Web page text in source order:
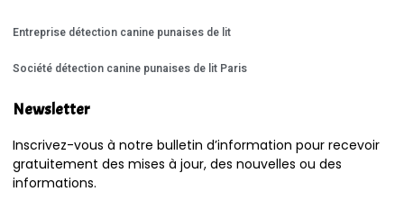
Entreprise détection canine punaises de lit
Société détection canine punaises de lit Paris
Newsletter
Inscrivez-vous à notre bulletin d’information pour recevoir
gratuitement des mises à jour, des nouvelles ou des
informations.